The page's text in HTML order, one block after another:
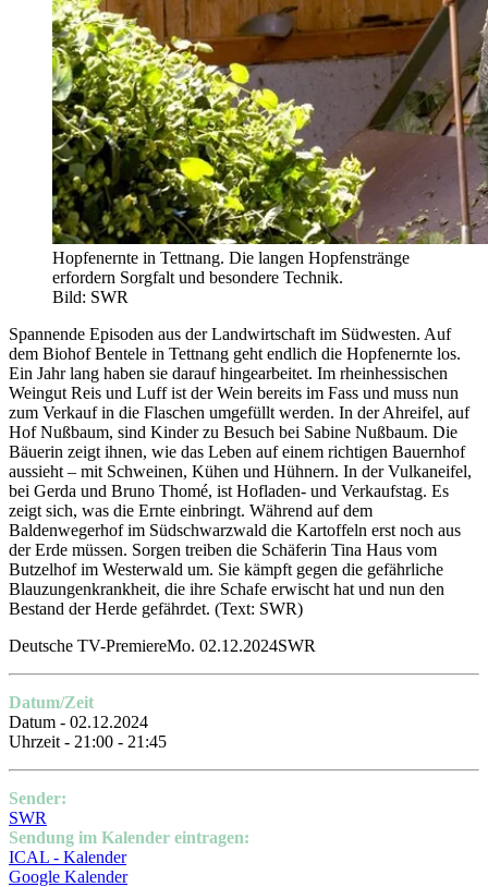
Hopfenernte in Tettnang. Die langen Hopfenstränge
erfordern Sorgfalt und besondere Technik.
Bild: SWR
Spannende Episoden aus der Landwirtschaft im Südwesten. Auf
dem Biohof Bentele in Tettnang geht endlich die Hopfenernte los.
Ein Jahr lang haben sie darauf hingearbeitet. Im rheinhessischen
Weingut Reis und Luff ist der Wein bereits im Fass und muss nun
zum Verkauf in die Flaschen umgefüllt werden. In der Ahreifel, auf
Hof Nußbaum, sind Kinder zu Besuch bei Sabine Nußbaum. Die
Bäuerin zeigt ihnen, wie das Leben auf einem richtigen Bauernhof
aussieht – mit Schweinen, Kühen und Hühnern. In der Vulkaneifel,
bei Gerda und Bruno Thomé, ist Hofladen- und Verkaufstag. Es
zeigt sich, was die Ernte einbringt. Während auf dem
Baldenwegerhof im Südschwarzwald die Kartoffeln erst noch aus
der Erde müssen. Sorgen treiben die Schäferin Tina Haus vom
Butzelhof im Westerwald um. Sie kämpft gegen die gefährliche
Blauzungenkrankheit, die ihre Schafe erwischt hat und nun den
Bestand der Herde gefährdet. (Text: SWR)
Deutsche TV-PremiereMo. 02.12.2024SWR
Datum/Zeit
Datum - 02.12.2024
Uhrzeit - 21:00 - 21:45
Sender:
SWR
Sendung im Kalender eintragen:
ICAL - Kalender
Google Kalender